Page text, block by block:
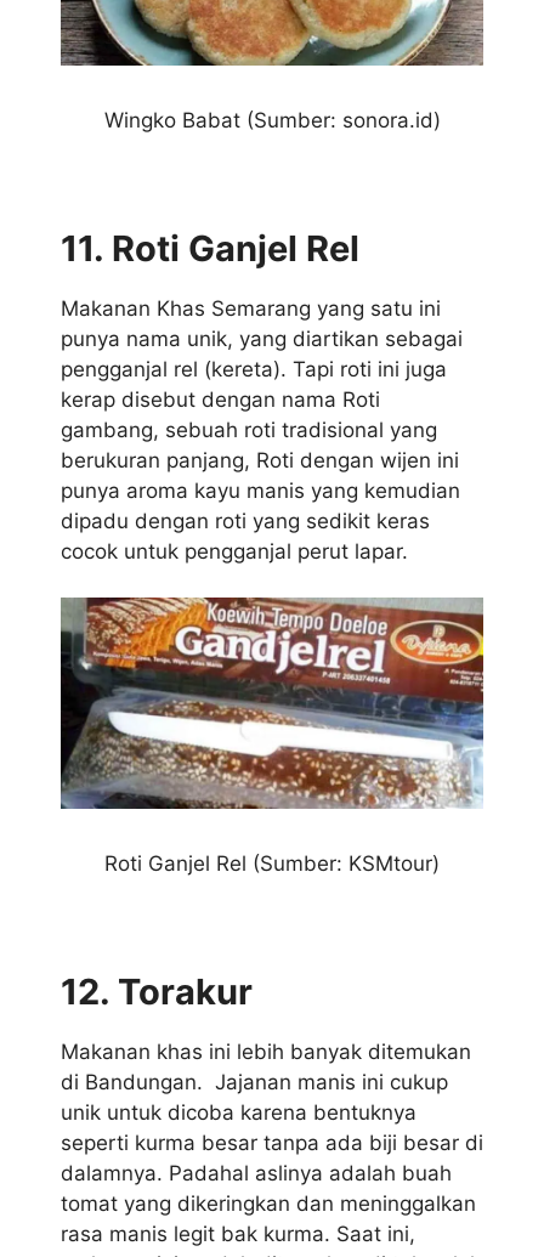
Wingko Babat (Sumber: sonora.id)
11. Roti Ganjel Rel
Makanan Khas Semarang yang satu ini
punya nama unik, yang diartikan sebagai
pengganjal rel (kereta). Tapi roti ini juga
kerap disebut dengan nama Roti
gambang, sebuah roti tradisional yang
berukuran panjang, Roti dengan wijen ini
punya aroma kayu manis yang kemudian
dipadu dengan roti yang sedikit keras
cocok untuk pengganjal perut lapar.
Roti Ganjel Rel (Sumber: KSMtour)
12. Torakur
Makanan khas ini lebih banyak ditemukan
di Bandungan. Jajanan manis ini cukup
unik untuk dicoba karena bentuknya
seperti kurma besar tanpa ada biji besar di
dalamnya. Padahal aslinya adalah buah
tomat yang dikeringkan dan meninggalkan
rasa manis legit bak kurma. Saat ini,